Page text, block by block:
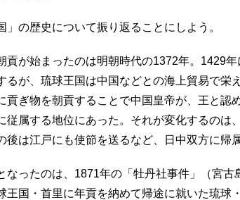
の歴史について振り返ることにしよう。
が始まったのは明朝時代の1372年。1429年
るが、琉球王国は中国などとの海上貿易で栄
貢ぎ物を朝貢することで中国皇帝が、王と認
従属する地位にあった。それが変化するのは
後は江戸にも使節を送るなど、日中双方に帰
ったのは、1871年の「牡丹社事件」（宮古
王国・首里に年貢を納めて帰途に就いた琉球